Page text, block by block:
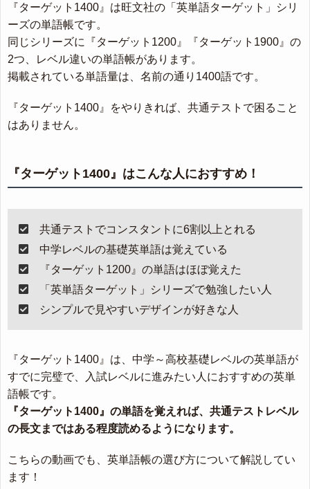
『ターゲット1400』は旺文社の「英単語ターゲット」シリ
ーズの単語帳です。
同じシリーズに『ターゲット1200』『ターゲット1900』の
2つ、レベル違いの単語帳があります。
掲載されている単語量は、名前の通り1400語です。
『ターゲット1400』をやりきれば、共通テストで困ること
はありません。
『ターゲット1400』はこんな人におすすめ！
共通テストでコンスタントに6割以上とれる
中学レベルの基礎英単語は覚えている
『ターゲット1200』の単語はほぼ覚えた
「英単語ターゲット」シリーズで勉強したい人
シンプルで見やすいデザインが好きな人
『ターゲット1400』は、中学～高校基礎レベルの英単語が
すでに完璧で、入試レベルに進みたい人におすすめの英単
語帳です。
『ターゲット1400』の単語を覚えれば、共通テストレベル
の長文まではある程度読めるようになります。
こちらの動画でも、英単語帳の選び方について解説してい
ます！